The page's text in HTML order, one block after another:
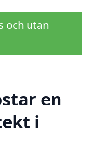
och utan
en
i